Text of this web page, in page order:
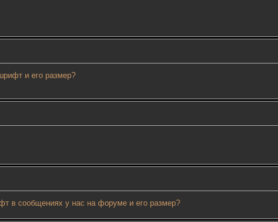
и его размер?
в сообщениях у нас на форуме и его размер?